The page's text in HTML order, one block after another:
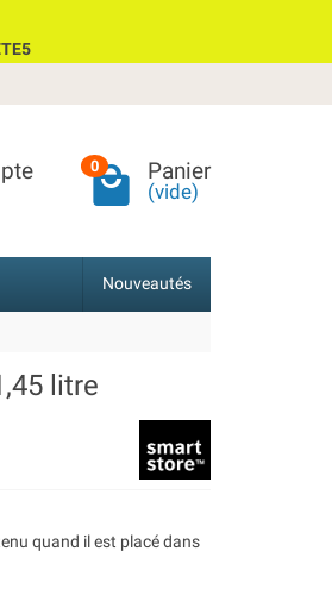
0 Panier
(vide)
Nouveautés
litre
quand il est placé dans